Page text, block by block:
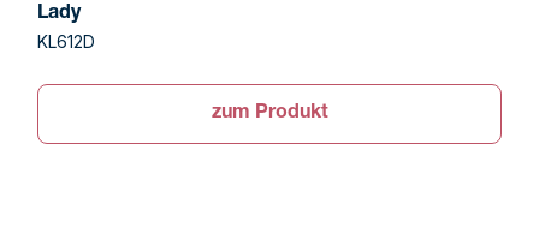
Lady
KL612D
zum Produkt